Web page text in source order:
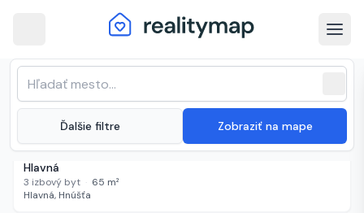
Ďalšie filtre Zobraziť na mape
Hnúšťa · Najnovšie nehnuteľnosti na
predaj
(27 inzerátov)
Zoradenie zoznamu
48 000 €
Predám - 3-izbový byt s balkónom v meste Hnúšťa, ul.
Hlavná
3 izbový byt · 65 m²
Hlavná, Hnúšťa